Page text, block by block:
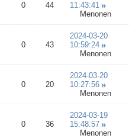
0 44
11:43:41
Menonen
0 43
2024-03-20
10:59:24
Menonen
0 20
2024-03-20
10:27:56
Menonen
0 36
2024-03-19
15:48:57
Menonen